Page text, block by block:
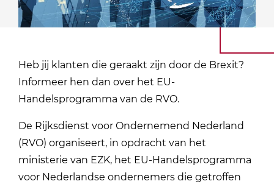
Heb jij klanten die geraakt zijn door de Brexit?
Informeer hen dan over het EU-
Handelsprogramma van de RVO.
De Rijksdienst voor Ondernemend Nederland
(RVO) organiseert, in opdracht van het
ministerie van EZK, het EU-Handelsprogramma
voor Nederlandse ondernemers die getroffen